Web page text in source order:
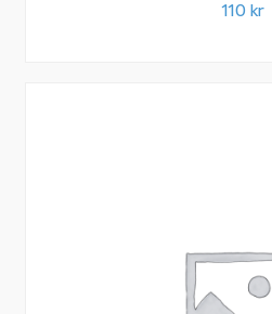
110 kr